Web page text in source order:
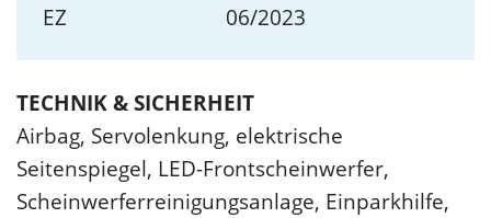
EZ
06/2023
TECHNIK & SICHERHEIT
Airbag, Servolenkung, elektrische
Seitenspiegel, LED-Frontscheinwerfer,
Scheinwerferreinigungsanlage, Einparkhilfe,